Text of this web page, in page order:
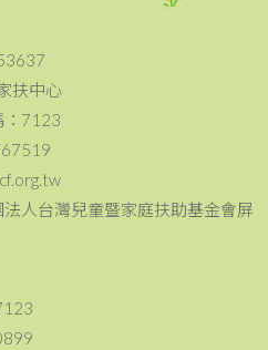
扶中心
：7123
人台灣兒童暨家庭扶助基金會屏